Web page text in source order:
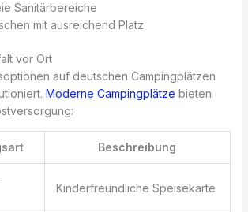
Sanitärbereiche
mit ausreichend Platz
vor Ort
auf deutschen Campingplätzen
Moderne Campingplätze bieten
Beschreibung
Kinderfreundliche Speisekarte